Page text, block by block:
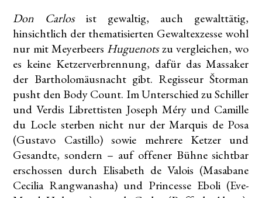
Don Carlosist gewaltig, auch gewalttätig,
hinsichtlich der thematisierten Gewaltexzesse wohl
nur mit Meyerbeers Huguenotszu vergleichen, wo
es keine Ketzerverbrennung, dafür das Massaker
der Bartholomäusnacht gibt. Regisseur Štorman
pusht den Body Count. Im Unterschied zu Schiller
und Verdis Librettisten Joseph Méry und Camille
du Locle sterben nicht nur der Marquis de Posa
(Gustavo Castillo) sowie mehrere Ketzer und
Gesandte, sondern – auf offener Bühne sichtbar
erschossen durch Elisabeth de Valois (Masabane
Cecilia Rangwanasha) und Princesse Eboli (Eve-